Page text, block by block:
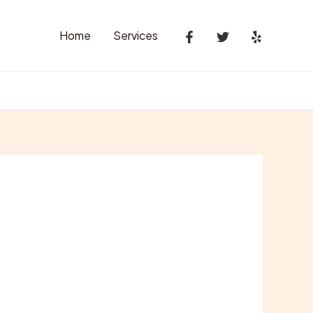
Home Services